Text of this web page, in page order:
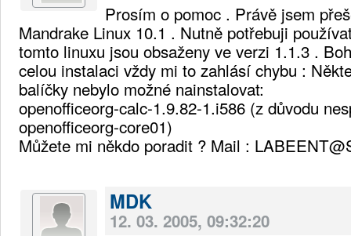
Prosím o pomoc . Právě jsem
Mandrake Linux 10.1 . Nutně potřebuji
tomto linuxu jsou obsaženy ve verzi 1.1.3 .
celou instalaci vždy mi to zahlásí chybu :
balíčky nebylo možné nainstalovat:
openofficeorg-calc-1.9.82-1.i586 (z důvodu
openofficeorg-core01)
Můžete mi někdo poradit ? Mail :
MDK
12. 03. 2005, 09:32:20